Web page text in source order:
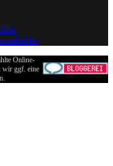
Online-
wir ggf. eine